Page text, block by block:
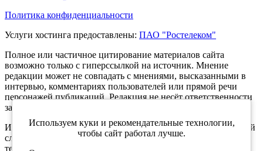
Политика конфиденциальности
Услуги хостинга предоставлены: ПАО "Ростелеком"
Полное или частичное цитирование материалов сайта
возможно только с гиперссылкой на источник. Мнение
редакции может не совпадать с мнениями, высказанными в
интервью, комментариях пользователей или прямой речи
персонажей публикаций. Редакция не несёт ответственности
за текст комментариев читателей.
Интернет-портал Kirov.online зарегистрирован в Федеральной
службе по надзору в сфере связи, информационных
технологий и массовых коммуникаций (Роскомнадзор) 5
Используем куки и рекомендательные технологии,
чтобы сайт работал лучше.